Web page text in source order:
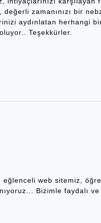
değerli zamanınızı bir
aydınlatan herhangi
Teşekkürler.
eğlenceli web sitemiz,
Bizimle faydalı